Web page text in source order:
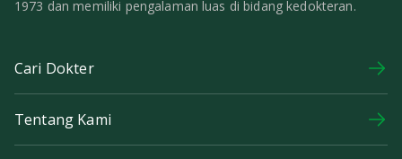
1973 dan memiliki pengalaman luas di bidang kedokteran.
Cari Dokter
Tentang Kami